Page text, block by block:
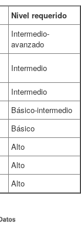
Nivel requerido
Intermedio-
avanzado
Intermedio
Intermedio
Básico-intermedio
Básico
Alto
Alto
Alto